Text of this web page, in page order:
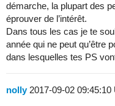
démarche, la plupart des
éprouver de l’intérêt.
Dans tous les cas je te
année qui ne peut qu’être
dans lesquelles tes PS
nolly 2017-09-02 09:45:10